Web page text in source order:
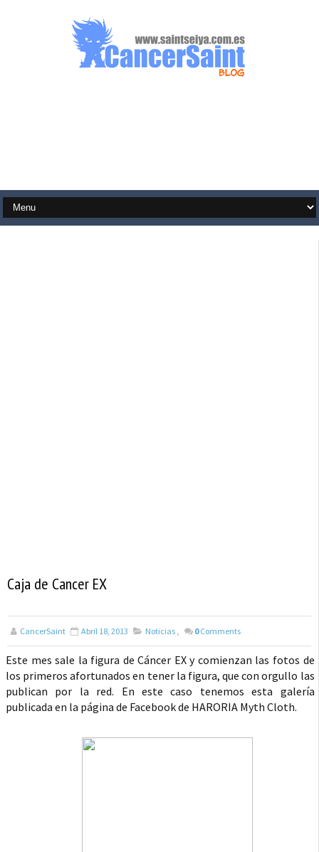
Caja de Cancer EX
CancerSaint Abril 18, 2013 Noticias , 0 Comments
Este mes sale la figura de Cáncer EX y comienzan las fotos de
los primeros afortunados en tener la figura, que con orgullo las
publican por la red. En este caso tenemos esta galería
publicada en la página de Facebook de HARORIA Myth Cloth.